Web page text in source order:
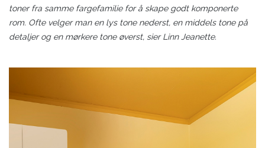
toner fra samme fargefamilie for å skape godt komponerte
rom. Ofte velger man en lys tone nederst, en middels tone på
detaljer og en mørkere tone øverst, sier Linn Jeanette.